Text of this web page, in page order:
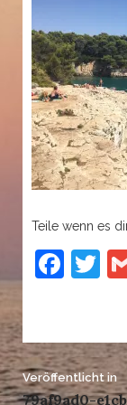
Teile wenn es
Veröffentlicht in
79af9ad0-